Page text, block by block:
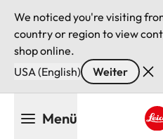
We noticed you're visiting
country or region to view
shop online.
USA (English)
Weiter
Menü